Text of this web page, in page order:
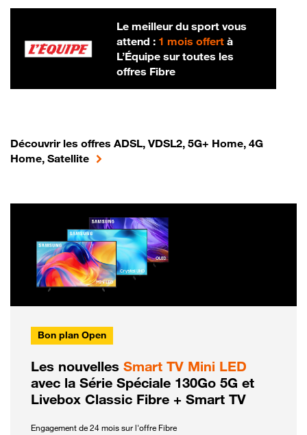
Le meilleur du sport vous
attend : 1 mois offertà
L’Équipe sur toutes les
offres Fibre
Découvrir les offres ADSL, VDSL2, 5G+ Home, 4G
Home, Satellite
Bon plan Open
Les nouvelles Smart TV Mini LED
avec la Série Spéciale 130Go 5G et
Livebox Classic Fibre + Smart TV
Engagement de 24 mois sur l'offre Fibre